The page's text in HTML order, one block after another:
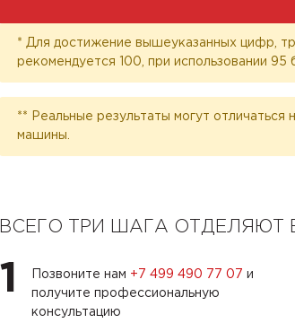
* Для достижение вышеуказанных цифр,
рекомендуется 100, при использовании 95
** Реальные результаты могут отличаться
машины.
ВСЕГО ТРИ ШАГА
1 Позвоните нам +7 499 490 77 07
и
получите профессиональную
консультацию